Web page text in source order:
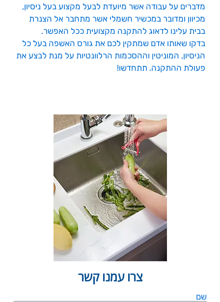
מדברים על עבודה אשר מיועדת לבעל מקצוע בעל ניסיון,
מכיוון ומדובר במכשיר חשמלי אשר מתחבר אל הצנרת
בבית עלינו לדאוג להתקנה מקצועית ככל האפשר.
בדקו שאותו אדם שמתקין לכם את גורס האשפה בעל כל
הניסיון, המוניטין וההסכמות הרלוונטיות על מנת לבצע את
פעולת ההתקנה. תתחדשו!
צרו עמנו קשר
שם